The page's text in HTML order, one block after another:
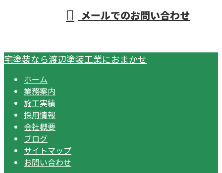
メールでのお問い合わせ
宅塗装なら渡辺塗装工業におまかせ
ホーム
業務案内
施工実績
採用情報
会社概要
ブログ
サイトマップ
お問い合わせ